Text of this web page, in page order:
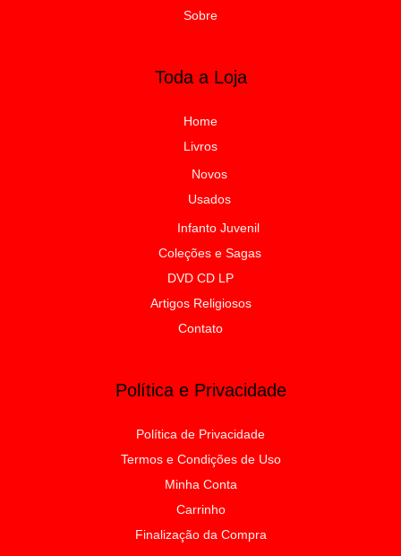
Sobre
Toda a Loja
Home
Livros
Novos
Usados
Infanto Juvenil
Coleções e Sagas
DVD CD LP
Artigos Religiosos
Contato
Política e Privacidade
Política de Privacidade
Termos e Condições de Uso
Minha Conta
Carrinho
Finalização da Compra